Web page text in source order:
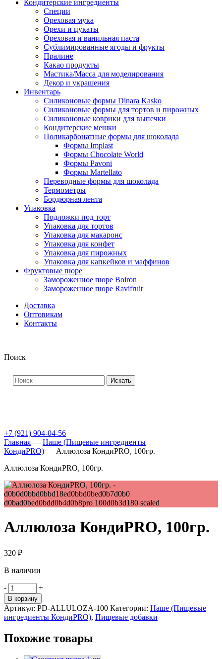
Кондитерские ингредиенты
Специи
Ореховая мука
Орехи и цукаты
Ореховая и ванильная паста
Сублимированные ягоды и фрукты
Пралине
Какао продукты
Мастика/Масса для моделирования
Декор и украшения
Инвентарь
Силиконовые формы Dinara Kasko
Силиконовые формы для тортов и пирожных
Силиконовые коврики для выпечки
Кондитерские мешки
Поликарбонатные формы для шоколада
Формы Implast
Формы Chocolate World
Формы Pavoni
Формы Martellato
Переводные формы для шоколада
Термометры
Бордюрная лента
Упаковка
Подложки под торт
Упаковка для тортов
Упаковка для макаронс
Упаковка для конфет
Упаковка для пирожных
Упаковка для капкейков и маффинов
Фруктовые пюре
Замороженное пюре Boiron
Замороженное пюре Ravifruit
Доставка
Оптовикам
Контакты
Поиск
Искать
+7 (921) 904-04-56
Главная — Наше (Пищевые ингредиенты
КондиPRO) — Аллюлоза КондиPRO, 100гр.
Аллюлоза КондиPRO, 100гр.
Аллюлоза КондиPRO, 100гр.
320 ₽
В наличии
Количество
товара
Аллюлоза
КондиPRO,
100гр.
- +
В корзину
Артикул: PD-ALLULOZA-100 Категории: Наше (Пищевые
ингредиенты КондиPRO), Пищевые добавки
Похожие товары